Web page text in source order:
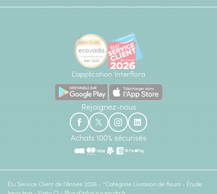
L'application Interflora
Rejoignez-nous
Achats 100% sécurisés
Élu Service Client de l'Année 2026 - *Catégorie Livraison de fleurs - Étude